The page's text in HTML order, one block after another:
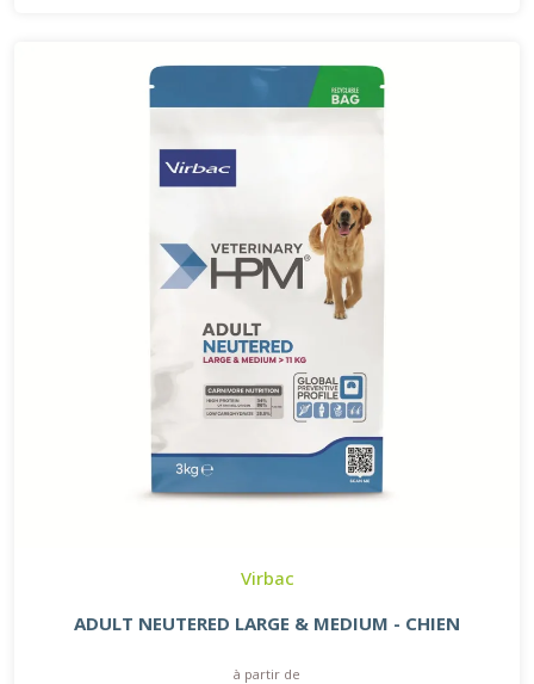
Virbac
ADULT NEUTERED LARGE & MEDIUM - CHIEN
à partir de